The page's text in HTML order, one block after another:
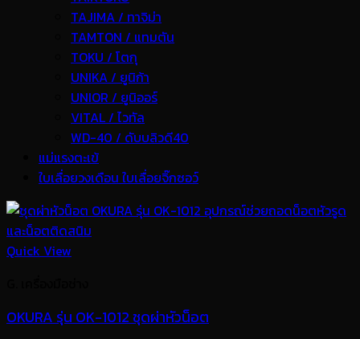
TAJIMA / ทาจิม่า
TAMTON / แทมตัน
TOKU / โตกุ
UNIKA / ยูนิก้า
UNIOR / ยูนิออร์
VITAL / ไวทัล
WD-40 / ดับบลิวดี40
แม่แรงตะเข้
ใบเลื่อยวงเดือน ใบเลื่อยจิ๊กซอว์
Quick View
OKURA รุ่น OK-1012 ชุดผ่าหัวน็อต